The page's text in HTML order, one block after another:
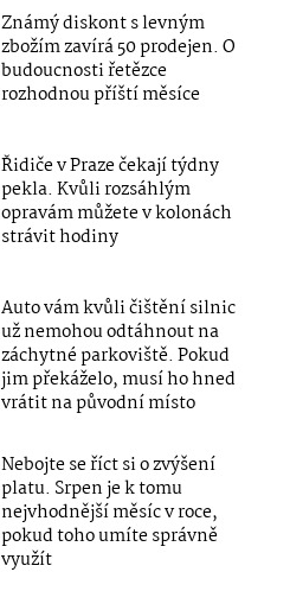
Známý diskont s levným
zbožím zavírá 50 prodejen. O
budoucnosti řetězce
rozhodnou příští měsíce
Řidiče v Praze čekají týdny
pekla. Kvůli rozsáhlým
opravám můžete v kolonách
strávit hodiny
Auto vám kvůli čištění silnic
už nemohou odtáhnout na
záchytné parkoviště. Pokud
jim překáželo, musí ho hned
vrátit na původní místo
Nebojte se říct si o zvýšení
platu. Srpen je k tomu
nejvhodnější měsíc v roce,
pokud toho umíte správně
využít